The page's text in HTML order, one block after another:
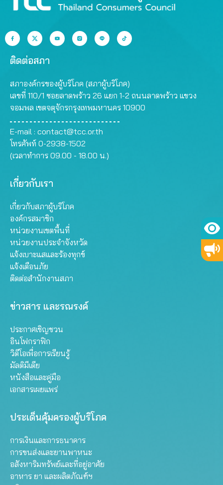
ติดต่อสภา
สภาองค์กรของผู้บริโภค (สภาผู้บริโภค)
เลขที่ 110/1 ซอยลาดพร้าว 26 แยก 1-2 ถนนลาดพร้าว แขวง
จอมพล เขตจตุจักรกรุงเทพมหานคร 10900
E-mail : contact@tcc.or.th
โทรศัพท์ 0-2938-1502
(เวลาทำการ 09.00 - 18.00 น.)
เกี่ยวกับเรา
เกี่ยวกับสภาผู้บริโภค
องค์กรสมาชิก
หน่วยงานเขตพื้นที่
หน่วยงานประจำจังหวัด
แจ้งเบาะแสและร้องทุกข์
แจ้งเตือนภัย
ติดต่อสำนักงานสภา
ข่าวสาร และรณรงค์
ประกาศเชิญชวน
อินโฟกราฟิก
วิดีโอเพื่อการเรียนรู้
มัลติมีเดีย
หนังสือและคู่มือ
เอกสารเผยแพร่
ประเด็นคุ้มครองผู้บริโภค
การเงินและการธนาคาร
การขนส่งและยานพาหนะ
อสังหาริมทรัพย์และที่อยู่อาศัย
อาหาร ยา และผลิตภัณฑ์ฯ